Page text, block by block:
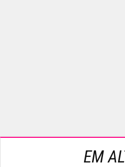
EM